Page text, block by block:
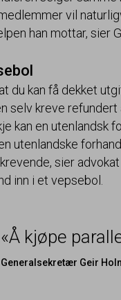
vil
han mottar, sier
du kan få dekket
selv kreve
kan en utenlandsk
utenlandske
sier
inn i et vepsebol.
«Å kjøpe
Generalsekretær Geir